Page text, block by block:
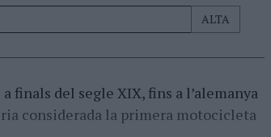
finals del segle XIX, fins a l’alemanya
considerada la primera motocicleta